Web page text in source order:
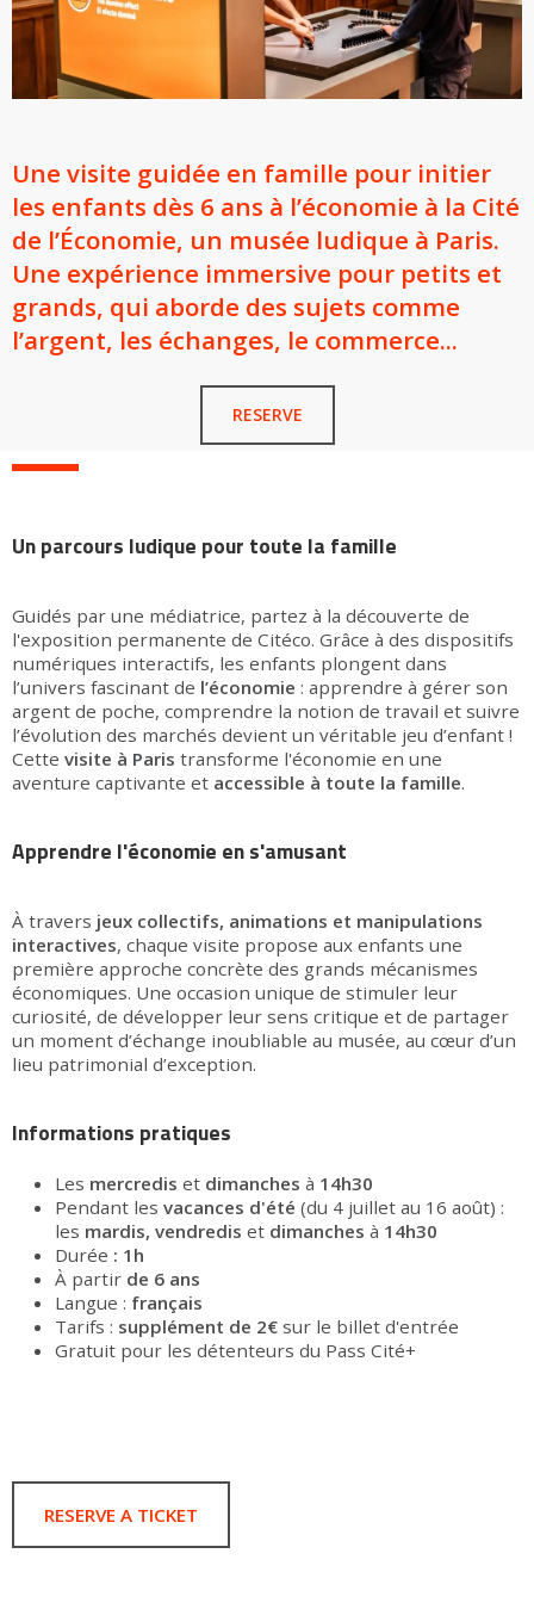
Une visite guidée en famille pour initier
les enfants dès 6 ans à l’économie à la Cité
de l’Économie, un musée ludique à Paris.
Une expérience immersive pour petits et
grands, qui aborde des sujets comme
l’argent, les échanges, le commerce...
RESERVE
Un parcours ludique pour toute la famille
Guidés par une médiatrice, partez à la découverte de
l'exposition permanente de Citéco. Grâce à des dispositifs
numériques interactifs, les enfants plongent dans
l’univers fascinant de l’économie : apprendre à gérer son
argent de poche, comprendre la notion de travail et suivre
l’évolution des marchés devient un véritable jeu d’enfant !
Cette visite à Paris transforme l'économie en une
aventure captivante et accessible à toute la famille.
Apprendre l'économie en s'amusant
À travers jeux collectifs, animations et manipulations
interactives, chaque visite propose aux enfants une
première approche concrète des grands mécanismes
économiques. Une occasion unique de stimuler leur
curiosité, de développer leur sens critique et de partager
un moment d’échange inoubliable au musée, au cœur d’un
lieu patrimonial d’exception.
Informations pratiques
Les mercredis et dimanches à 14h30
Pendant les vacances d'été (du 4 juillet au 16 août) :
les mardis, vendredis et dimanches à 14h30
Durée : 1h
À partir de 6 ans
Langue : français
Tarifs : supplément de 2€ sur le billet d'entrée
Gratuit pour les détenteurs du Pass Cité+
RESERVE A TICKET